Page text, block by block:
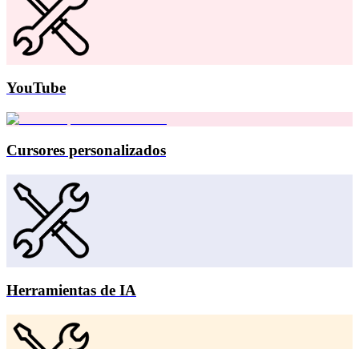
YouTube
Cursores personalizados
Herramientas de IA